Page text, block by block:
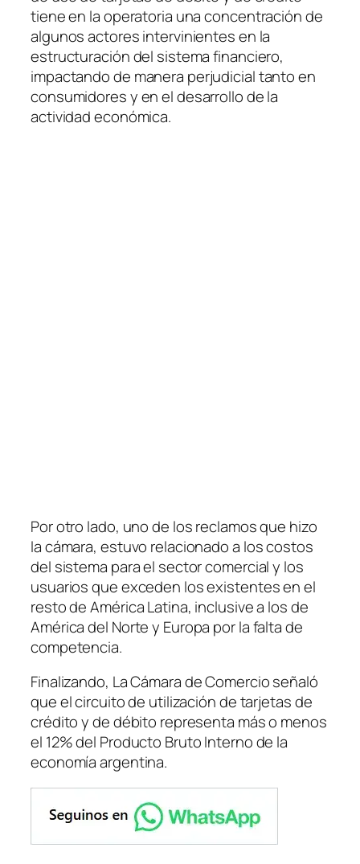
tiene en la operatoria una concentración de
algunos actores intervinientes en la
estructuración del sistema financiero,
impactando de manera perjudicial tanto en
consumidores y en el desarrollo de la
actividad económica.
Por otro lado, uno de los reclamos que hizo
la cámara, estuvo relacionado a los costos
del sistema para el sector comercial y los
usuarios que exceden los existentes en el
resto de América Latina, inclusive a los de
América del Norte y Europa por la falta de
competencia.
Finalizando, La Cámara de Comercio señaló
que el circuito de utilización de tarjetas de
crédito y de débito representa más o menos
el 12% del Producto Bruto Interno de la
economía argentina.